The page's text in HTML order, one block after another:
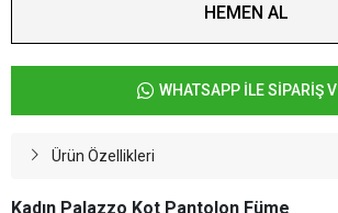
HEMEN AL
WHATSAPP İLE SİPARİŞ
Ürün Özellikleri
Kadın Palazzo Kot Pantolon Füme